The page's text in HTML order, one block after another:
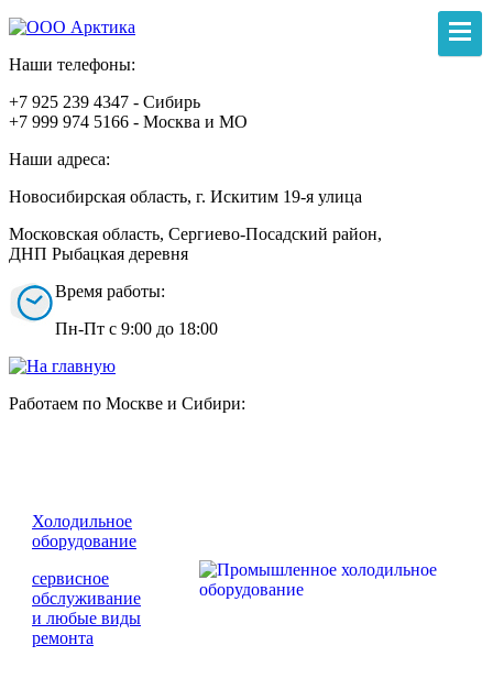
Наши телефоны:
+7 925 239 4347 - Сибирь
+7 999 974 5166 - Москва и МО
Наши адреса:
Новосибирская область, г. Искитим 19-я улица
Московская область, Сергиево-Посадский район,
ДНП Рыбацкая деревня
Время работы:
Пн-Пт с 9:00 до 18:00
Работаем по Москве и Сибири:
Холодильное
оборудование
сервисное
обслуживание
и любые виды
ремонта